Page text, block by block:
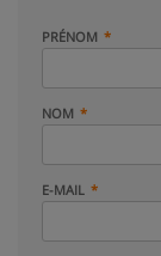
PRÉNOM
NOM
E-MAIL